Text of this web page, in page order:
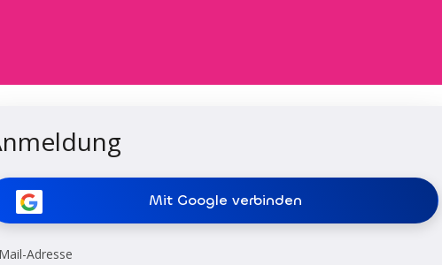
Mit Google verbinden
Adresse